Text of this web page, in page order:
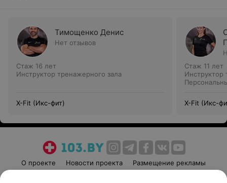
Тимощенко Денис
Нет отзывов
Стаж 16 лет
Инструктор тренажерного зала
X-Fit (Икс-фит)
Стаж 11 лет
Инструктор
X-Fit (Икс-
О проекте Новости проекта
Размещение рекламы